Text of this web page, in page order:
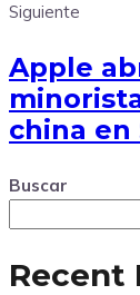
Siguiente
Apple
china en
Buscar
Recent